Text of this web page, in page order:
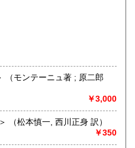
大分県 164円
です。(複数冊の注文の場合
￥3,000
フランクリン自伝 ＜岩波文庫＞ （松本慎一, 西川正身 訳）
￥350